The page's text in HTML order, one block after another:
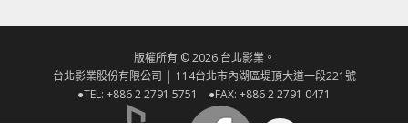
版權所有 © 2026 台北影業。
台北影業股份有限公司 │ 114台北市內湖區堤頂大道一段221號
●TEL: +886 2 2791 5751 ●FAX: +886 2 2791 0471